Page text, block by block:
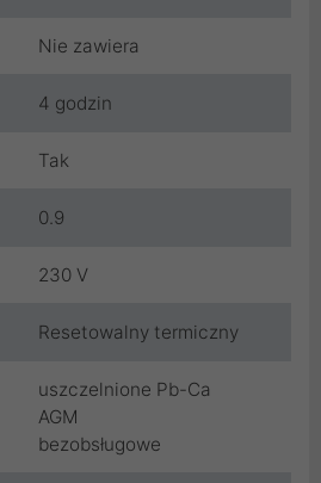
Nie zawiera
4 godzin
Tak
0.9
230 V
Resetowalny termiczny
uszczelnione Pb-Ca
AGM
bezobsługowe